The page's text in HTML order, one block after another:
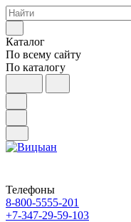
Каталог
По всему сайту
По каталогу
Телефоны
8-800-5555-201
+7-347-29-59-103